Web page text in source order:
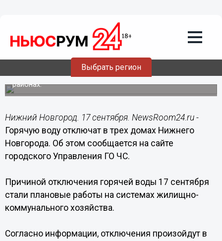
Выбрать регион
17.09.201908:49
Горячую воду отключат в трех домах
Нижнего Новгорода
Отключение произойдет в Советском и Нижегородском
районах.
Нижний Новгород. 17 сентября. NewsRoom24.ru -
Горячую воду отключат в трех домах Нижнего
Новгорода. Об этом сообщается на сайте
городского Управления ГО ЧС.
Причиной отключения горячей воды 17 сентября
стали плановые работы на системах жилищно-
коммунального хозяйства.
Согласно информации, отключения произойдут в